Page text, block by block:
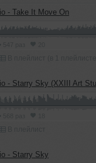
- Take It Move On
- Starry Sky (XXIII Art
- Starry Sky